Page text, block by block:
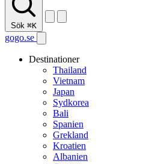
Sök ⌘K
gogo.se
Destinationer
Thailand
Vietnam
Japan
Sydkorea
Bali
Spanien
Grekland
Kroatien
Albanien